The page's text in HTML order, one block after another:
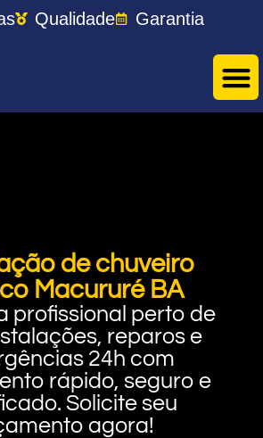
Qualidade Garantia
de chuveiro
Macururé BA
profissional perto de
reparos e
24h com
rápido, seguro e
Solicite seu
agora!